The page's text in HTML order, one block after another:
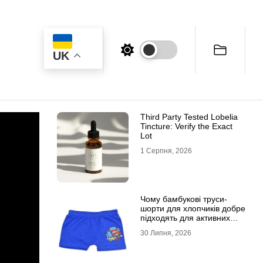
UK
Third Party Tested Lobelia
Tincture: Verify the Exact
Lot
1 Серпня, 2026
Чому бамбукові труси-
шорти для хлопчиків добре
підходять для активних
30 Липня, 2026